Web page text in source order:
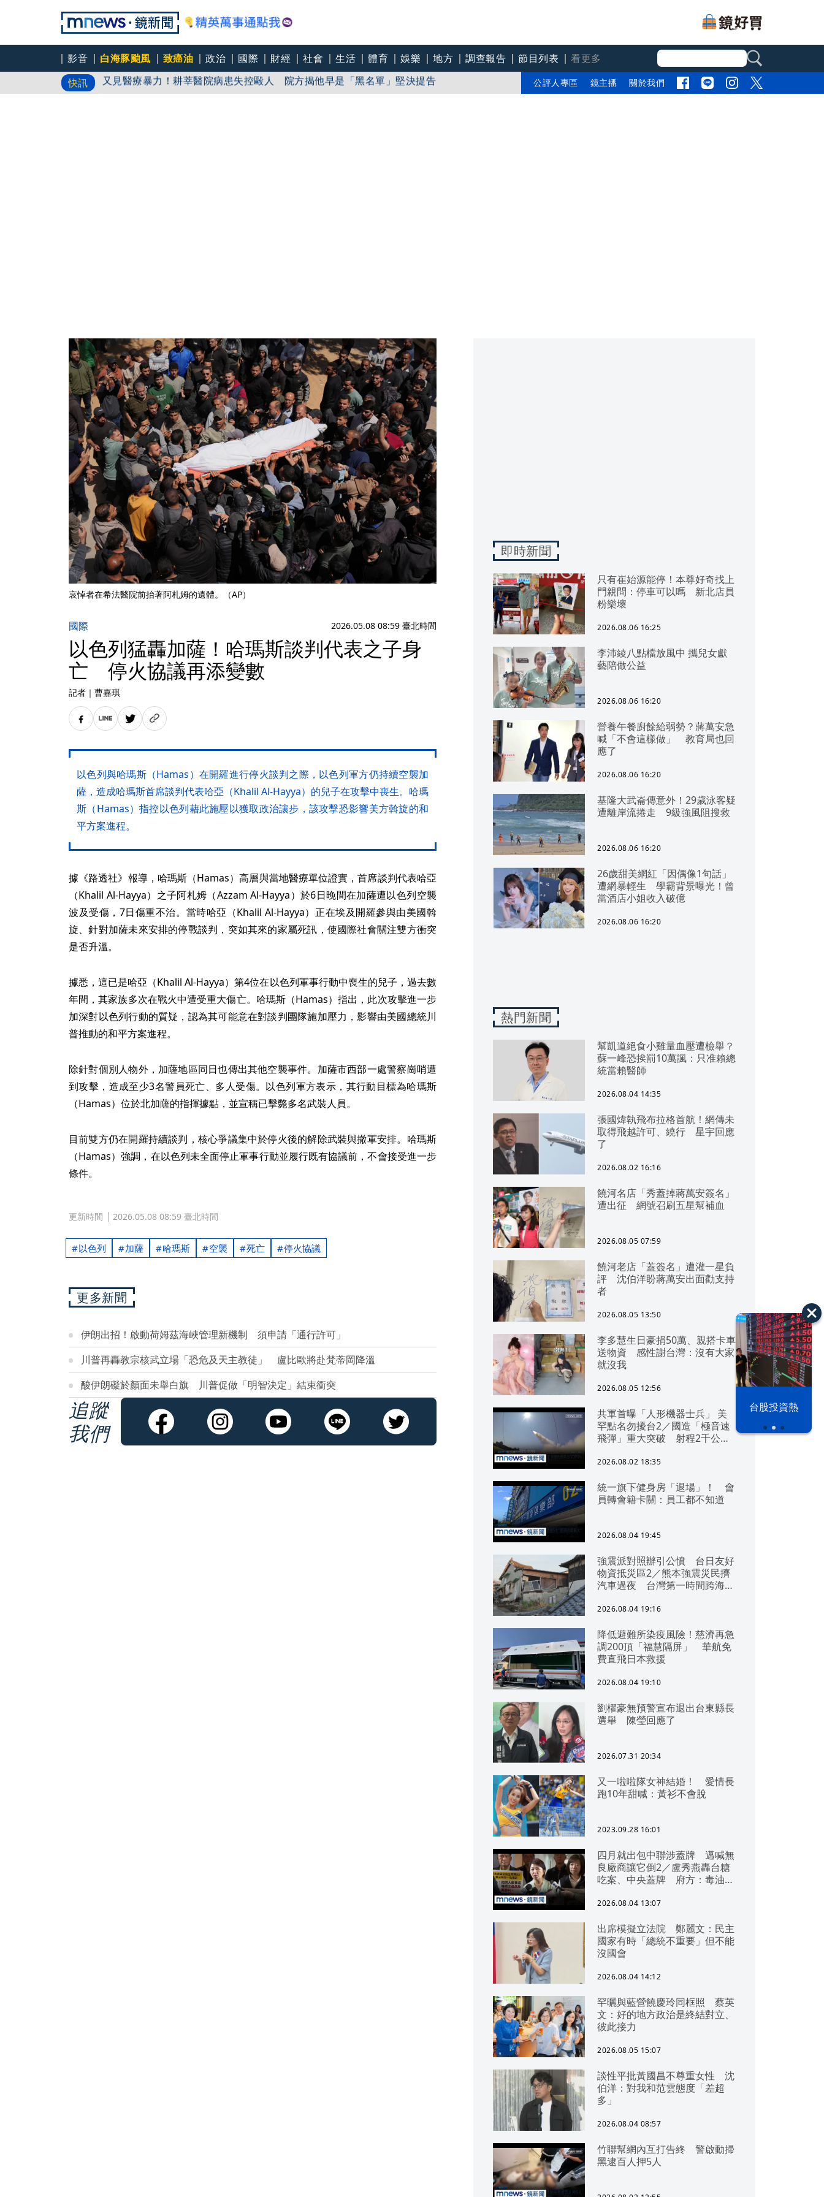
影音 白海豚颱風 致癌油 政治 國際 財經 社會 生活 體育 娛樂 地方 調查報告 節目列表
看更多
快訊
又見醫療暴力！耕莘醫院病患失控毆人 院方揭他早是「黑名單」堅決提告
「真羨慕年輕人被摸幾下就XX」曾出書狂立人設！名醫爆性侵男病患 逼口交到接小孩鬧鐘
公評人專區 鏡主播 關於我們
之下
台股投資熱
哀悼者在希法醫院前抬著阿札姆的遺體。（AP）
國際 2026.05.08 08:59 臺北時間
以色列猛轟加薩！哈瑪斯談判代表之子身
亡 停火協議再添變數
記者 ｜ 曹嘉琪
以色列與哈瑪斯（Hamas）在開羅進行停火談判之際，以色列軍方仍持續空襲加
薩，造成哈瑪斯首席談判代表哈亞（Khalil Al-Hayya）的兒子在攻擊中喪生。哈瑪
斯（Hamas）指控以色列藉此施壓以獲取政治讓步，該攻擊恐影響美方斡旋的和
平方案進程。
據《路透社》報導，哈瑪斯（Hamas）高層與當地醫療單位證實，首席談判代表哈亞
（Khalil Al-Hayya）之子阿札姆（Azzam Al-Hayya）於6日晚間在加薩遭以色列空襲
波及受傷，7日傷重不治。當時哈亞（Khalil Al-Hayya）正在埃及開羅參與由美國斡
旋、針對加薩未來安排的停戰談判，突如其來的家屬死訊，使國際社會關注雙方衝突
是否升溫。
據悉，這已是哈亞（Khalil Al-Hayya）第4位在以色列軍事行動中喪生的兒子，過去數
年間，其家族多次在戰火中遭受重大傷亡。哈瑪斯（Hamas）指出，此次攻擊進一步
加深對以色列行動的質疑，認為其可能意在對談判團隊施加壓力，影響由美國總統川
普推動的和平方案進程。
除針對個別人物外，加薩地區同日也傳出其他空襲事件。加薩市西部一處警察崗哨遭
到攻擊，造成至少3名警員死亡、多人受傷。以色列軍方表示，其行動目標為哈瑪斯
（Hamas）位於北加薩的指揮據點，並宣稱已擊斃多名武裝人員。
目前雙方仍在開羅持續談判，核心爭議集中於停火後的解除武裝與撤軍安排。哈瑪斯
（Hamas）強調，在以色列未全面停止軍事行動並履行既有協議前，不會接受進一步
條件。
更新時間 2026.05.08 08:59 臺北時間
以色列 加薩 哈瑪斯 空襲 死亡 停火協議
更多新聞
伊朗出招！啟動荷姆茲海峽管理新機制 須申請「通行許可」
川普再轟教宗核武立場「恐危及天主教徒」 盧比歐將赴梵蒂岡降溫
酸伊朗礙於顏面未舉白旗 川普促做「明智決定」結束衝突
追蹤
我們
即時新聞
只有崔始源能停！本尊好奇找上
門親問：停車可以嗎 新北店員
粉樂壞
2026.08.06 16:25
李沛綾八點檔放風中 攜兒女獻
藝陪做公益
2026.08.06 16:20
營養午餐廚餘給弱勢？蔣萬安急
喊「不會這樣做」 教育局也回
應了
2026.08.06 16:20
基隆大武崙傳意外！29歲泳客疑
遭離岸流捲走 9級強風阻搜救
2026.08.06 16:20
26歲甜美網紅「因偶像1句話」
遭網暴輕生 學霸背景曝光！曾
當酒店小姐收入破億
2026.08.06 16:20
熱門新聞
幫凱道絕食小雞量血壓遭檢舉？
蘇一峰恐挨罰10萬諷：只准賴總
統當賴醫師
2026.08.04 14:35
張國煒執飛布拉格首航！網傳未
取得飛越許可、繞行 星宇回應
了
2026.08.02 16:16
饒河名店「秀蓋掉蔣萬安簽名」
遭出征 網號召刷五星幫補血
2026.08.05 07:59
饒河老店「蓋簽名」遭灌一星負
評 沈伯洋盼蔣萬安出面勸支持
者
2026.08.05 13:50
李多慧生日豪捐50萬、親搭卡車
送物資 感性謝台灣：沒有大家
就沒我
2026.08.05 12:56
共軍首曝「人形機器士兵」 美
罕點名勿擾台2／國造「極音速
飛彈」重大突破 射程2千公里
2026.08.02 18:35
統一旗下健身房「退場」！ 會
員轉會籍卡關：員工都不知道
2026.08.04 19:45
強震派對照辦引公憤 台日友好
物資抵災區2／熊本強震災民擠
汽車過夜 台灣第一時間跨海急
2026.08.04 19:16
降低避難所染疫風險！慈濟再急
調200頂「福慧隔屏」 華航免
費直飛日本救援
2026.08.04 19:10
劉櫂豪無預警宣布退出台東縣長
選舉 陳瑩回應了
2026.07.31 20:34
又一啦啦隊女神結婚！ 愛情長
跑10年甜喊：黃衫不會脫
2023.09.28 16:01
四月就出包中聯涉蓋牌 邁喊無
良廠商讓它倒2／盧秀燕轟台糖
吃案、中央蓋牌 府方：毒油一
2026.08.04 13:07
出席模擬立法院 鄭麗文：民主
國家有時「總統不重要」但不能
沒國會
2026.08.04 14:12
罕曬與藍營饒慶玲同框照 蔡英
文：好的地方政治是終結對立、
彼此接力
2026.08.05 15:07
談性平批黃國昌不尊重女性 沈
伯洋：對我和范雲態度「差超
多」
2026.08.04 08:57
竹聯幫網內互打告終 警啟動掃
黑逮百人押5人